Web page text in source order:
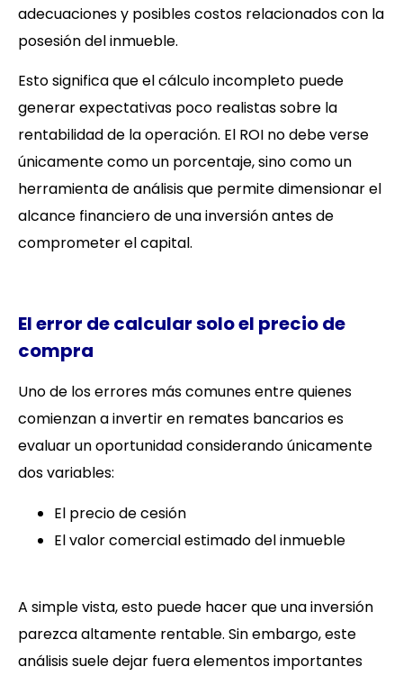
adecuaciones y posibles costos relacionados con la
posesión del inmueble.
Esto significa que el cálculo incompleto puede
generar expectativas poco realistas sobre la
rentabilidad de la operación. El ROI no debe verse
únicamente como un porcentaje, sino como un
herramienta de análisis que permite dimensionar el
alcance financiero de una inversión antes de
comprometer el capital.
El error de calcular solo el precio de
compra
Uno de los errores más comunes entre quienes
comienzan a invertir en remates bancarios es
evaluar un oportunidad considerando únicamente
dos variables:
El precio de cesión
El valor comercial estimado del inmueble
A simple vista, esto puede hacer que una inversión
parezca altamente rentable. Sin embargo, este
análisis suele dejar fuera elementos importantes